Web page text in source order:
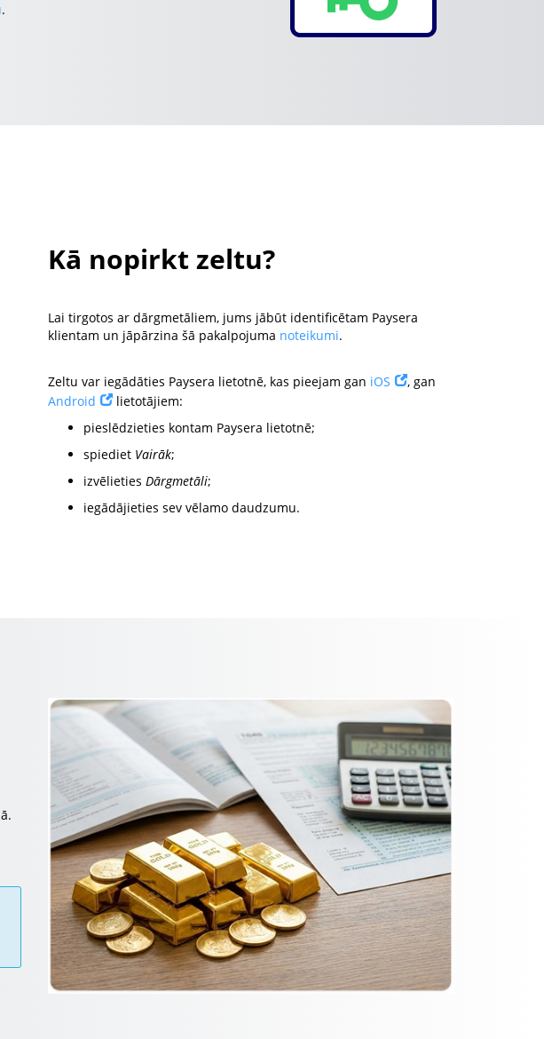
.
Kā nopirkt zeltu?
Lai tirgotos ar dārgmetāliem, jums jābūt identificētam Paysera
klientam un jāpārzina šā pakalpojuma noteikumi.
Zeltu var iegādāties Paysera lietotnē, kas pieejam gan iOS
, gan
Android
lietotājiem:
pieslēdzieties kontam Paysera lietotnē;
spiediet Vairāk;
izvēlieties Dārgmetāli;
iegādājieties sev vēlamo daudzumu.